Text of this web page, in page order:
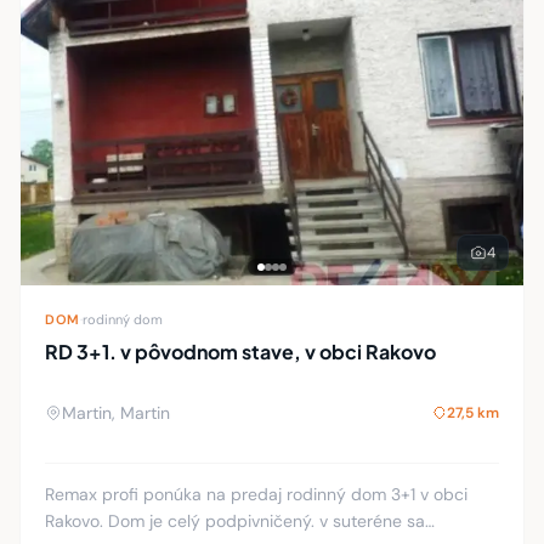
4
DOM rodinný dom
RD 3+1. v pôvodnom stave, v obci Rakovo
Martin, Martin 27,5 km
Remax profi ponúka na predaj rodinný dom 3+1 v obci
Rakovo. Dom je celý podpivničený. v suteréne sa